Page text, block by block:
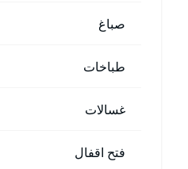
صباغ
طباخات
غسالات
فتح اقفال